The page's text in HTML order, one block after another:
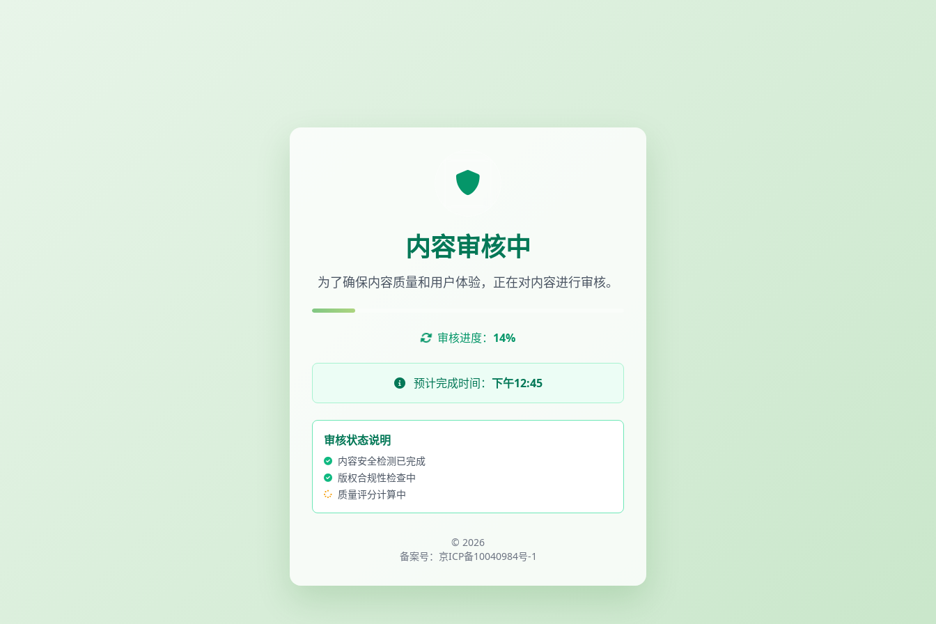
内容审核中
为了确保内容质量和用户体验，正在对内容进行审核。
审核进度： 14%
预计完成时间： 下午12:45
审核状态说明
内容安全检测已完成
版权合规性检查中
质量评分计算中
© 2026
备案号： 京ICP备10040984号-1